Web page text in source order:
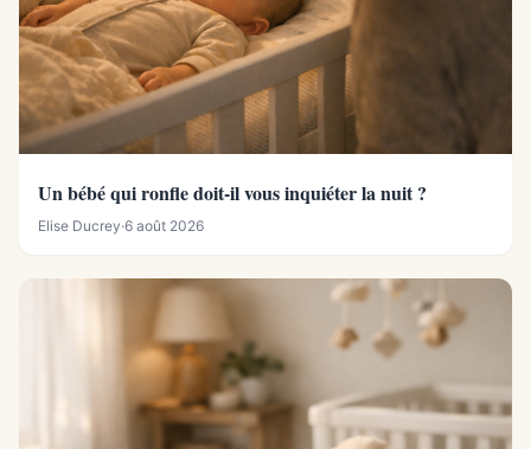
Un bébé qui ronfle doit-il vous inquiéter la nuit ?
Elise Ducrey·6 août 2026